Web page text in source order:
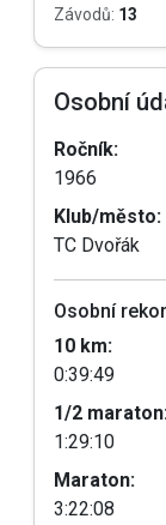
Závodů: 13
Osobní
Ročník:
1966
Klub/město:
TC Dvořák
Osobní
10 km:
0:39:49
1/2
1:29:10
Maraton:
3:22:08